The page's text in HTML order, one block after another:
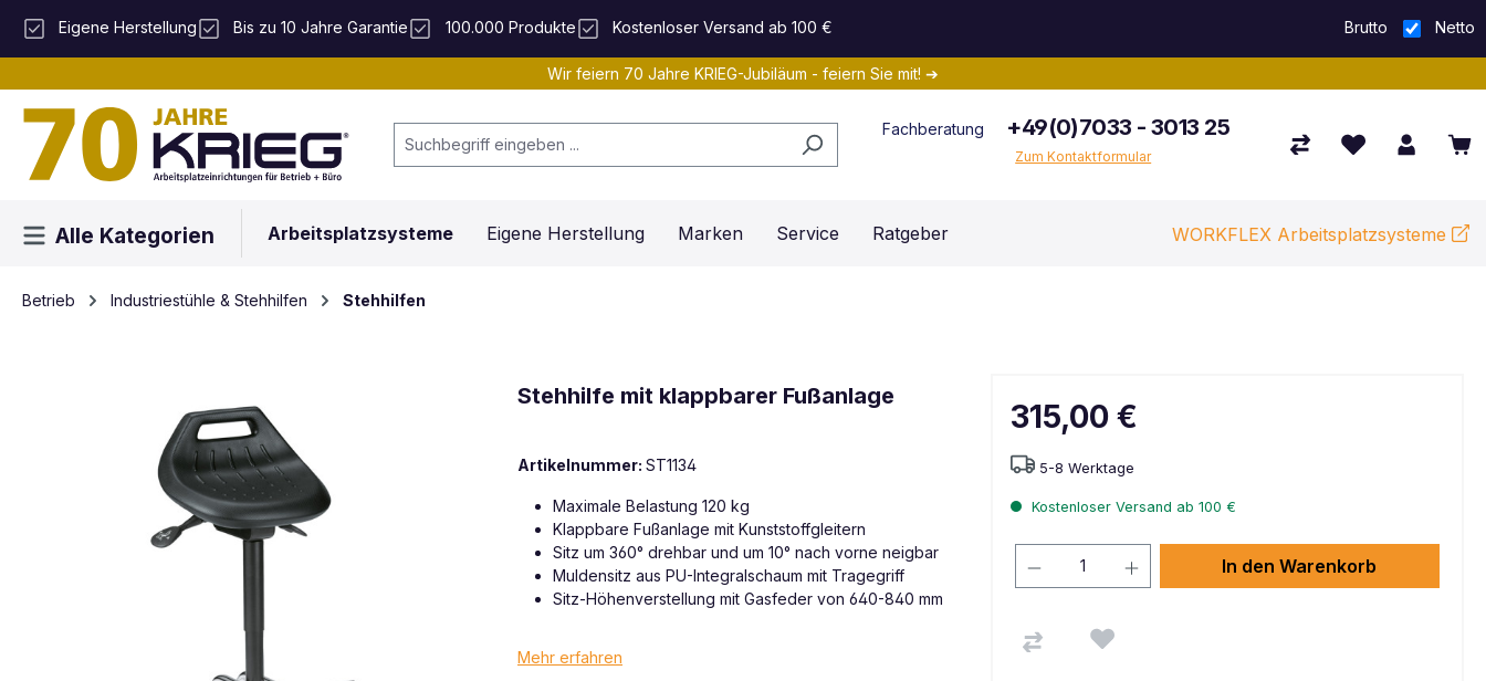
Hauptinhalt springen
Zur Suche springen
Zur Hauptnavigation springen
Eigene Herstellung Bis zu 10 Jahre Garantie 100.000 Produkte Kostenloser Versand ab 100 € Brutto Netto
Wir feiern 70 Jahre KRIEG-Jubiläum - feiern Sie mit! ➔
Fachberatung +49(0)7033 - 3013 25
Zum Kontaktformular
Alle Kategorien Arbeitsplatzsysteme Eigene Herstellung Marken Service Ratgeber WORKFLEX Arbeitsplatzsysteme
Betrieb Industriestühle & Stehhilfen Stehhilfen
Stehhilfe mit klappbarer Fußanlage
Artikelnummer: ST1134
Maximale Belastung 120 kg
Klappbare Fußanlage mit Kunststoffgleitern
Sitz um 360° drehbar und um 10° nach vorne neigbar
Muldensitz aus PU-Integralschaum mit Tragegriff
Sitz-Höhenverstellung mit Gasfeder von 640-840 mm
Mehr erfahren
315,00 €
5-8 Werktage
Kostenloser Versand ab 100 €
In den Warenkorb